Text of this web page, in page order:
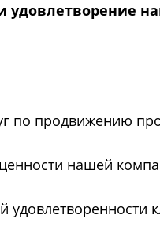
удовлетворение
по продвижению
нашей